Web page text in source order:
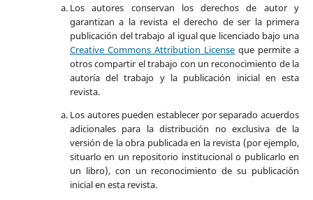
Los autores conservan los derechos de autor y
garantizan a la revista el derecho de ser la primera
publicación del trabajo al igual que licenciado bajo una
Creative Commons Attribution License que permite a
otros compartir el trabajo con un reconocimiento de la
autoría del trabajo y la publicación inicial en esta
revista.
Los autores pueden establecer por separado acuerdos
adicionales para la distribución no exclusiva de la
versión de la obra publicada en la revista (por ejemplo,
situarlo en un repositorio institucional o publicarlo en
un libro), con un reconocimiento de su publicación
inicial en esta revista.